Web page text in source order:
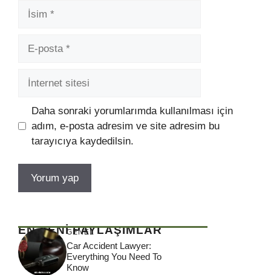
İsim
posta
İnternet
Daha sonraki yorumlarımda kullanılması için
adım, e-posta adresim ve site adresim bu
tarayıcıya kaydedilsin.
EN YENİ PAYLAŞIMLAR
GENEL
Car Accident Lawyer:
Everything You Need To
Know